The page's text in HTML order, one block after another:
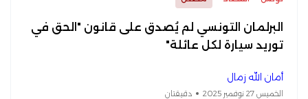
البرلمان التونسي لم يُصدق على قانون "الحق في
توريد سيارة لكل عائلة"
أمان الله زمال
الخميس 27 نوفمبر 2025 دقيقتان